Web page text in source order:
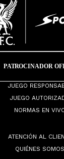
JUEGO
JUEGO
NORMAS EN
ATENCIÓN AL
QUIÉNES SOMOS